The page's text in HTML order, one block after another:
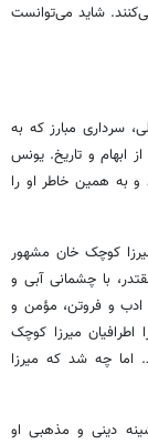
شاید می‌توانست
سرداری مبارز که به
ابهام و تاریخ. یونس
و به همین خاطر او را
کوچک خان مشهور
با چشمانی آبی و
و فروتن، مؤمن و
میرزا کوچک
اما چه شد که میرزا
دینی و مذهبی او